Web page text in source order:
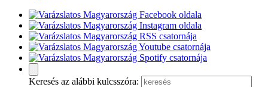
Keresés az alábbi kulcsszóra: